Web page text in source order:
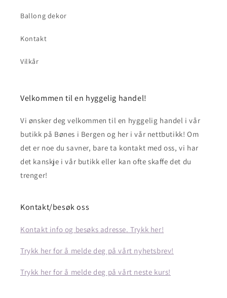
Ballong dekor
Kontakt
Vilkår
Velkommen til en hyggelig handel!
Vi ønsker deg velkommen til en hyggelig handel i vår
butikk på Bønes i Bergen og her i vår nettbutikk! Om
det er noe du savner, bare ta kontakt med oss, vi har
det kanskje i vår butikk eller kan ofte skaffe det du
trenger!
Kontakt/besøk oss
Kontakt info og besøks adresse. Trykk her!
Trykk her for å melde deg på vårt nyhetsbrev!
Trykk her for å melde deg på vårt neste kurs!